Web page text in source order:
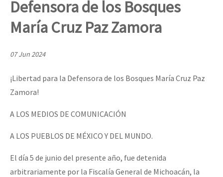
Mundo
EZLN
Megaproyectos
Mujeres
Niñxs
Dia 1: Encontro “Guerra contra a Humanidade”
“Sonhando a Terra do Bem Virá” se publica no Estado Espanhol
Defensora de los Bosques
María Cruz Paz Zamora
07 Jun 2024
¡Libertad para la Defensora de los Bosques María Cruz Paz
Zamora!
A LOS MEDIOS DE COMUNICACIÓN
A LOS PUEBLOS DE MÉXICO Y DEL MUNDO.
El día 5 de junio del presente año, fue detenida
arbitrariamente por la Fiscalía General de Michoacán, la